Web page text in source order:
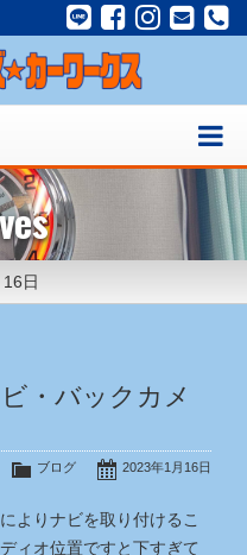
16日
・バックカメ
2023年1月16日
ブログ
よりナビを取り付けるこ
ィオ位置ですと下すぎて